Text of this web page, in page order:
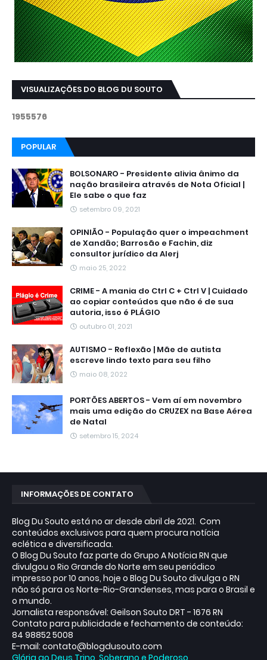
VISUALIZAÇÕES DO BLOG DU SOUTO
1955576
POPULAR
BOLSONARO - Presidente alivia ânimo da
nação brasileira através de Nota Oficial |
Ele sabe o que faz
setembro 09, 2021
OPINIÃO - População quer o impeachment
de Xandāo; Barrosão e Fachin, diz
consultor jurídico da Alerj
maio 25, 2022
CRIME - A mania do Ctrl C + Ctrl V | Cuidado
ao copiar conteúdos que não é de sua
autoria, isso é PLÁGIO
outubro 01, 2021
AUTISMO - Reflexão | Mãe de autista
escreve lindo texto para seu filho
maio 08, 2022
PORTÕES ABERTOS - Vem aí em novembro
mais uma edição do CRUZEX na Base Aérea
de Natal
setembro 15, 2024
INFORMAÇÕES DE CONTATO
Blog Du Souto está no ar desde abril de 2021. Com
conteúdos exclusivos para quem procura notícia
eclética e diversificada.
O Blog Du Souto faz parte do Grupo A Notícia RN que
divulgou o Rio Grande do Norte em seu periódico
impresso por 10 anos, hoje o Blog Du Souto divulga o RN
não só para os Norte-Rio-Grandenses, mas para o Brasil e
o mundo.
Jornalista responsável: Geilson Souto DRT - 1676 RN
Contato para publicidade e fechamento de conteúdo:
84 98852 5008
E-mail: contato@blogdusouto.com